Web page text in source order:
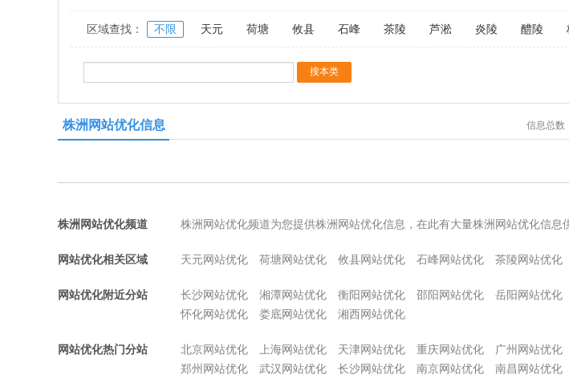
区域查找： 不限 天元 荷塘 攸县 石峰 茶陵 芦淞 炎陵 醴陵
株洲网站优化信息 信息总数
株洲网站优化频道 株洲网站优化频道为您提供株洲网站优化信息，在此有大量株洲网站优化信息
网站优化相关区域 天元网站优化 荷塘网站优化 攸县网站优化 石峰网站优化 茶陵网站优化
网站优化附近分站 长沙网站优化 湘潭网站优化 衡阳网站优化 邵阳网站优化 岳阳网站优化
怀化网站优化
娄底网站优化 湘西网站优化
网站优化热门分站 北京网站优化 上海网站优化 天津网站优化 重庆网站优化 广州网站优化
郑州网站优化
武汉网站优化 长沙网站优化 南京网站优化 南昌网站优化